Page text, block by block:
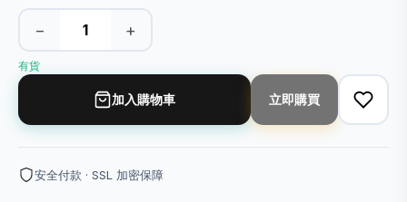
− +
有貨
加入購物車 立即購買
安全付款 · SSL 加密保障